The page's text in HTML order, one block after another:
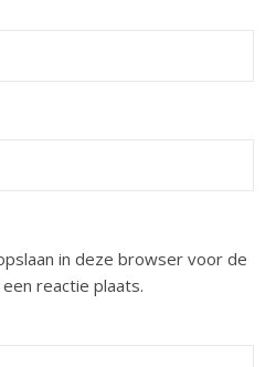
in deze browser voor de
reactie plaats.